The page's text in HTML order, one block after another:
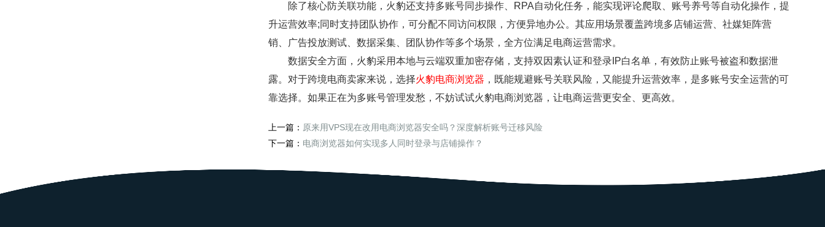
除了核心防关联功能，火豹还支持多账号同步操作、RPA自动化任务，能实现评论爬取、账号养号等自动化操作，提
升运营效率;同时支持团队协作，可分配不同访问权限，方便异地办公。其应用场景覆盖跨境多店铺运营、社媒矩阵营
销、广告投放测试、数据采集、团队协作等多个场景，全方位满足电商运营需求。
数据安全方面，火豹采用本地与云端双重加密存储，支持双因素认证和登录IP白名单，有效防止账号被盗和数据泄
露。对于跨境电商卖家来说，选择火豹电商浏览器 ，既能规避账号关联风险，又能提升运营效率，是多账号安全运营的可
靠选择。如果正在为多账号管理发愁，不妨试试火豹电商浏览器，让电商运营更安全、更高效。
上一篇： 原来用VPS现在改用电商浏览器安全吗？深度解析账号迁移风险
下一篇： 电商浏览器如何实现多人同时登录与店铺操作？